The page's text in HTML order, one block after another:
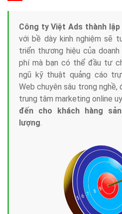
Công ty Việt Ads thành
với bề dày kinh nghiệm sẽ
triển thương hiệu của
phí mà bạn có thể đầu tư
ngũ kỹ thuật quảng cáo
Web chuyên sâu trong
trung tâm marketing online
đến cho khách hàng
lượng.